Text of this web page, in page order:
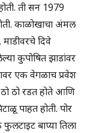
ती सन 1979
काळोखाचा अंमल
माडीवरचे दिवे
कुपोषित झाडांवर
एक वेगळाच प्रवेश
ठो रडत होते आणि
पाहत होती. पोर
बाप्या तिला